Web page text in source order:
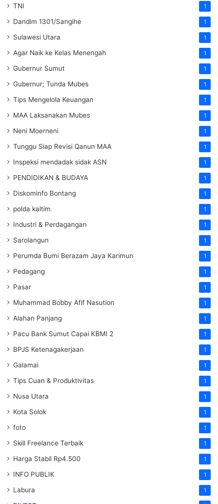
TNI 1
Dandim 1301/Sangihe 1
Sulawesi Utara 1
Agar Naik ke Kelas Menengah 1
Gubernur Sumut 1
Gubernur; Tunda Mubes 1
Tips Mengelola Keuangan 1
MAA Laksanakan Mubes 1
Neni Moerneni 1
Tunggu Siap Revisi Qanun MAA 1
Inspeksi mendadak sidak ASN 1
PENDIDIKAN & BUDAYA 1
Diskominfo Bontang 1
polda kaltim 1
Industri & Perdagangan 1
Sarolangun 1
Perumda Bumi Berazam Jaya Karimun 1
Pedagang 1
Pasar 1
Muhammad Bobby Afif Nasution 1
Alahan Panjang 1
Pacu Bank Sumut Capai KBMI 2 1
BPJS Ketenagakerjaan 1
Galamai 1
Tips Cuan & Produktivitas 1
Nusa Utara 1
Kota Solok 1
foto 1
Skill Freelance Terbaik 1
Harga Stabil Rp4.500 1
INFO PUBLIK 1
Labura 1